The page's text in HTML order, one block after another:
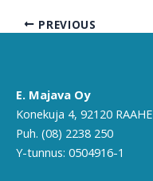
PREVIOUS
E. Majava Oy
Konekuja 4, 92120 RAAHE
Puh. (08) 2238 250
Y-tunnus: 0504916-1